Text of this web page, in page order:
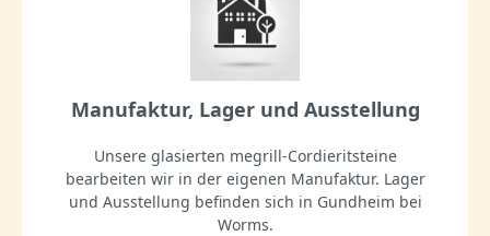
Manufaktur, Lager und Ausstellung
Unsere glasierten megrill-Cordieritsteine
bearbeiten wir in der eigenen Manufaktur. Lager
und Ausstellung befinden sich in Gundheim bei
Worms.